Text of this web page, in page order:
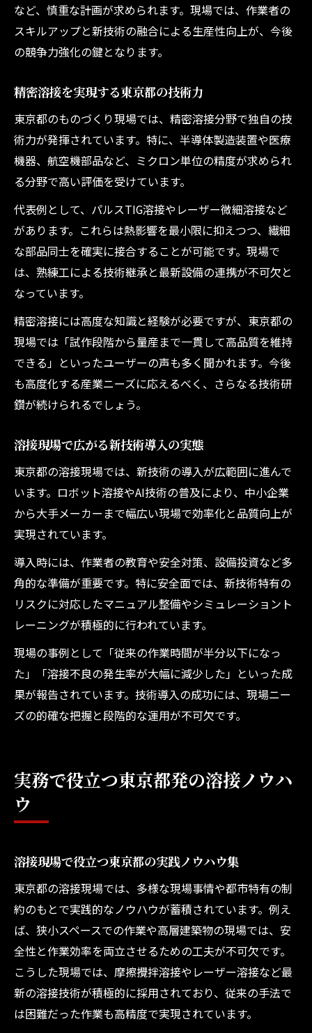
など、慎重な計画が求められます。現場では、作業者の
スキルアップと新技術の融合による生産性向上が、今後
の競争力強化の鍵となります。
精密溶接を実現する東京都の技術力
東京都のものづくり現場では、精密溶接分野で独自の技
術力が発揮されています。特に、半導体製造装置や医療
機器、航空機部品など、ミクロン単位の精度が求められ
る分野で高い評価を受けています。
代表例として、パルスTIG溶接やレーザー微細溶接など
があります。これらは熱影響を最小限に抑えつつ、繊細
な部品同士を確実に接合することが可能です。現場で
は、熟練工による技術継承と最新設備の連携が不可欠と
なっています。
精密溶接には高度な知識と経験が必要ですが、東京都の
現場では「試作段階から量産まで一貫して高品質を維持
できる」といったユーザーの声も多く聞かれます。今後
も高度化する産業ニーズに応えるべく、さらなる技術研
鑽が続けられるでしょう。
溶接現場で広がる新技術導入の実態
東京都の溶接現場では、新技術の導入が広範囲に進んで
います。ロボット溶接やAI技術の普及により、中小企業
から大手メーカーまで幅広い現場で効率化と品質向上が
実現されています。
導入時には、作業者の教育や安全対策、設備投資など多
角的な準備が重要です。特に安全面では、新技術特有の
リスクに対応したマニュアル整備やシミュレーショント
レーニングが積極的に行われています。
現場の事例として「従来の作業時間が半分以下になっ
た」「溶接不良の発生率が大幅に減少した」といった成
果が報告されています。技術導入の成功には、現場ニー
ズの的確な把握と段階的な運用が不可欠です。
実務で役立つ東京都発の溶接ノウハ
ウ
溶接現場で役立つ東京都の実践ノウハウ集
東京都の溶接現場では、多様な現場事情や都市特有の制
約のもとで実践的なノウハウが蓄積されています。例え
ば、狭小スペースでの作業や高層建築物の現場では、安
全性と作業効率を両立させるための工夫が不可欠です。
こうした現場では、摩擦攪拌溶接やレーザー溶接など最
新の溶接技術が積極的に採用されており、従来の手法で
は困難だった作業も高精度で実現されています。